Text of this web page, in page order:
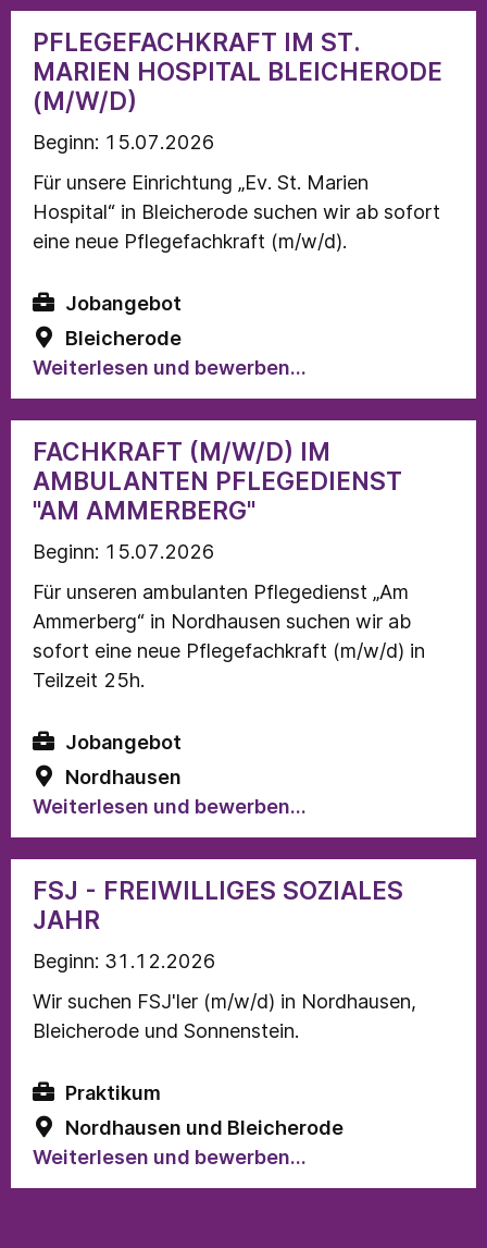
kühles
Bier
PFLEGEFACHKRAFT IM ST.
MARIEN HOSPITAL BLEICHERODE
(M/W/D)
Beginn: 15.07.2026
Für unsere Einrichtung „Ev. St. Marien
Hospital“ in Bleicherode suchen wir ab sofort
eine neue Pflegefachkraft (m/w/d).
Jobangebot
Bleicherode
Weiterlesen und bewerben...
FACHKRAFT (M/W/D) IM
AMBULANTEN PFLEGEDIENST
"AM AMMERBERG"
Beginn: 15.07.2026
Für unseren ambulanten Pflegedienst „Am
Ammerberg“ in Nordhausen suchen wir ab
sofort eine neue Pflegefachkraft (m/w/d) in
Teilzeit 25h.
Jobangebot
Nordhausen
Weiterlesen und bewerben...
FSJ - FREIWILLIGES SOZIALES
JAHR
Beginn: 31.12.2026
Wir suchen FSJ'ler (m/w/d) in Nordhausen,
Bleicherode und Sonnenstein.
Praktikum
Nordhausen und Bleicherode
Weiterlesen und bewerben...